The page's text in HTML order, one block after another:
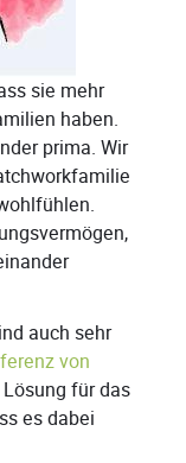
sie mehr
haben.
prima. Wir
auch sehr
von
für das
es dabei